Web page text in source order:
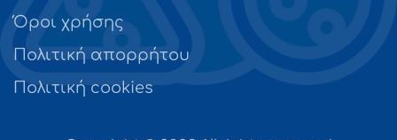
Όροι χρήσης
Πολιτική απορρήτου
Πολιτική cookies